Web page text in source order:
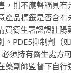
，則不應聲稱具有
產品標籤是否含有
買衛生署認證壯陽
。PDE5抑制劑（
須持有醫生處方
藥劑師監督下自行